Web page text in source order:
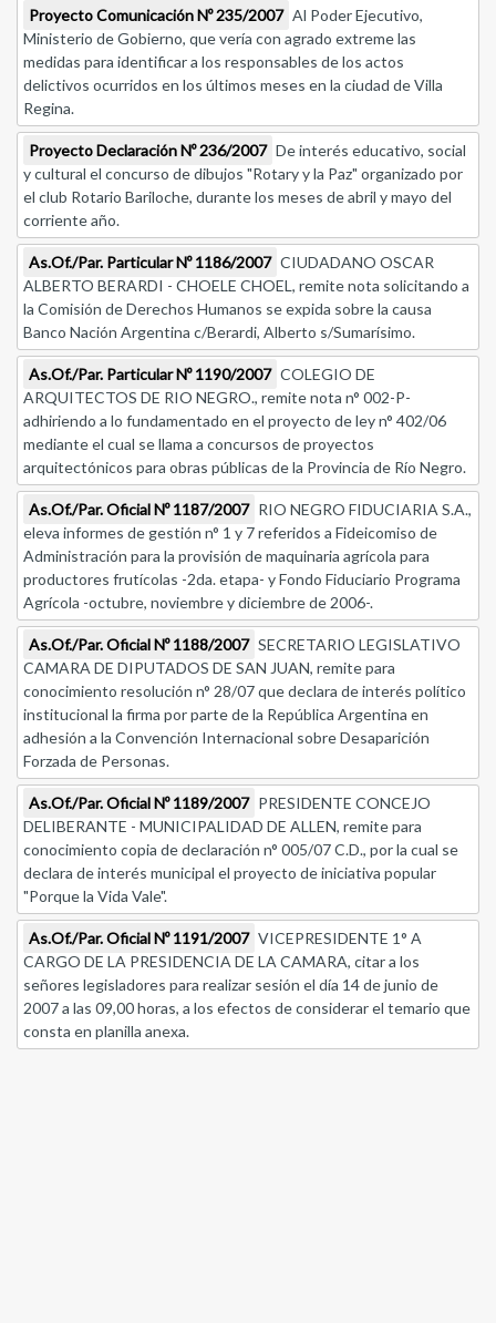
Proyecto Comunicación Nº 235/2007 Al Poder Ejecutivo,
Ministerio de Gobierno, que vería con agrado extreme las
medidas para identificar a los responsables de los actos
delictivos ocurridos en los últimos meses en la ciudad de Villa
Regina.
Proyecto Declaración Nº 236/2007 De interés educativo, social
y cultural el concurso de dibujos "Rotary y la Paz" organizado por
el club Rotario Bariloche, durante los meses de abril y mayo del
corriente año.
As.Of./Par. Particular Nº 1186/2007 CIUDADANO OSCAR
ALBERTO BERARDI - CHOELE CHOEL, remite nota solicitando a
la Comisión de Derechos Humanos se expida sobre la causa
Banco Nación Argentina c/Berardi, Alberto s/Sumarísimo.
As.Of./Par. Particular Nº 1190/2007 COLEGIO DE
ARQUITECTOS DE RIO NEGRO., remite nota n° 002-P-
adhiriendo a lo fundamentado en el proyecto de ley n° 402/06
mediante el cual se llama a concursos de proyectos
arquitectónicos para obras públicas de la Provincia de Río Negro.
As.Of./Par. Oficial Nº 1187/2007 RIO NEGRO FIDUCIARIA S.A.,
eleva informes de gestión n° 1 y 7 referidos a Fideicomiso de
Administración para la provisión de maquinaria agrícola para
productores frutícolas -2da. etapa- y Fondo Fiduciario Programa
Agrícola -octubre, noviembre y diciembre de 2006-.
As.Of./Par. Oficial Nº 1188/2007 SECRETARIO LEGISLATIVO
CAMARA DE DIPUTADOS DE SAN JUAN, remite para
conocimiento resolución n° 28/07 que declara de interés político
institucional la firma por parte de la República Argentina en
adhesión a la Convención Internacional sobre Desaparición
Forzada de Personas.
As.Of./Par. Oficial Nº 1189/2007 PRESIDENTE CONCEJO
DELIBERANTE - MUNICIPALIDAD DE ALLEN, remite para
conocimiento copia de declaración n° 005/07 C.D., por la cual se
declara de interés municipal el proyecto de iniciativa popular
"Porque la Vida Vale".
As.Of./Par. Oficial Nº 1191/2007 VICEPRESIDENTE 1° A
CARGO DE LA PRESIDENCIA DE LA CAMARA, citar a los
señores legisladores para realizar sesión el día 14 de junio de
2007 a las 09,00 horas, a los efectos de considerar el temario que
consta en planilla anexa.